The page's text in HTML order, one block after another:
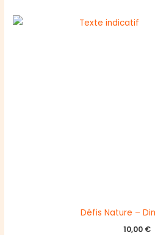
Défis Nature –
10,00 €